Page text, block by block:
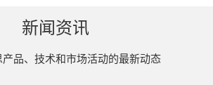
新闻资讯
品、技术和市场活动的最新动态